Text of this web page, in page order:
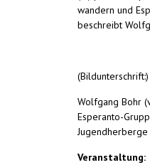
wandern und
beschreibt
(Bildunterschrift:)
Wolfgang Bohr
Esperanto-
Veranstaltung: